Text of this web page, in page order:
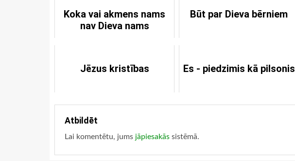
Koka vai akmens nams
nav Dieva nams
Būt par Dieva bērniem
Jēzus kristības Es - piedzimis kā pilsonis
Atbildēt
Lai komentētu, jums jāpiesakās sistēmā.